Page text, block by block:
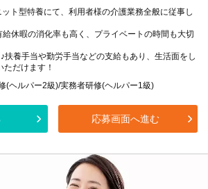
ト型特養にて、利用者様の介護業務全般に従事し
休暇の消化率も高く、プライベートの時間も大切
扶養手当や勤労手当などの支給もあり、生活面をし
だけます！
(ヘルパー2級)/実務者研修(ヘルパー1級)
応募画面へ進む